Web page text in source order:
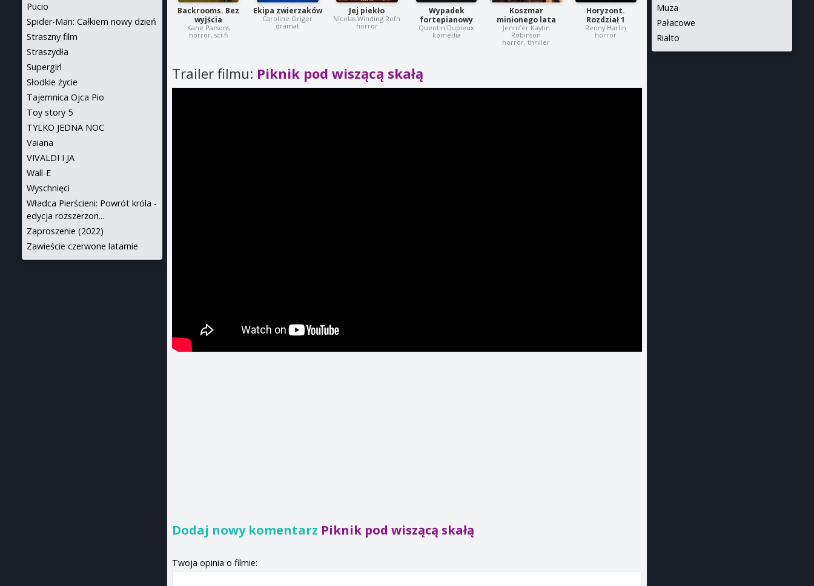
Backrooms. Bez
wyjścia
Kane Parsons
horror, sci-fi
Ekipa zwierzaków
Caroline Origer
dramat
Jej piekło
Nicolas Winding Refn
horror
Wypadek
fortepianowy
Quentin Dupieux
komedia
Koszmar
minionego lata
Jennifer Kaytin
Robinson
horror, thriller
Horyzont.
Rozdział 1
Renny Harlin
horror
Trailer filmu: Piknik pod wiszącą skałą
Dodaj nowy komentarz Piknik pod wiszącą skałą
Twoja opinia o filmie:
Muza
Pałacowe
Rialto
Pucio
Spider-Man: Całkiem nowy dzień
Straszny film
Straszydła
Supergirl
Słodkie życie
Tajemnica Ojca Pio
Toy story 5
TYLKO JEDNA NOC
Vaiana
VIVALDI I JA
Wall-E
Wyschnięci
Władca Pierścieni: Powrót króla -
edycja rozszerzon...
Zaproszenie (2022)
Zawieście czerwone latarnie